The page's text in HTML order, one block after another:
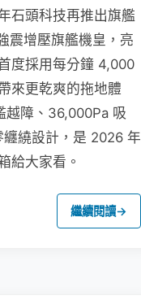
石頭科技再推出旗艦
震增壓旗艦機皇，亮
度採用每分鐘 4,000
來更乾爽的拖地體
越障、36,000Pa 吸
繞設計，是 2026 年
給大家看。
繼續閱讀→